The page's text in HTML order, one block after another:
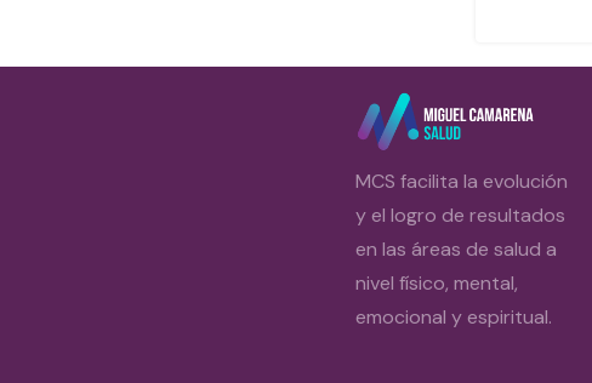
MCS facilita la evolución
y el logro de resultados
en las áreas de salud a
nivel físico, mental,
emocional y espiritual.